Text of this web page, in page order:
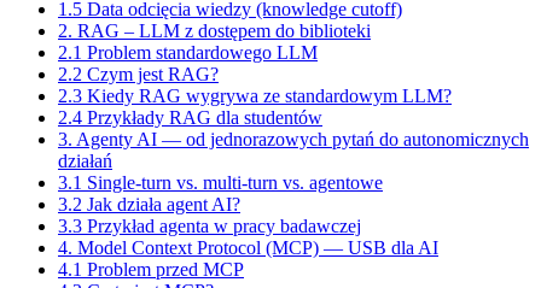
1.5 Data odcięcia wiedzy (knowledge cutoff)
2. RAG – LLM z dostępem do biblioteki
2.1 Problem standardowego LLM
2.2 Czym jest RAG?
2.3 Kiedy RAG wygrywa ze standardowym LLM?
2.4 Przykłady RAG dla studentów
3. Agenty AI — od jednorazowych pytań do autonomicznych
działań
3.1 Single-turn vs. multi-turn vs. agentowe
3.2 Jak działa agent AI?
3.3 Przykład agenta w pracy badawczej
4. Model Context Protocol (MCP) — USB dla AI
4.1 Problem przed MCP